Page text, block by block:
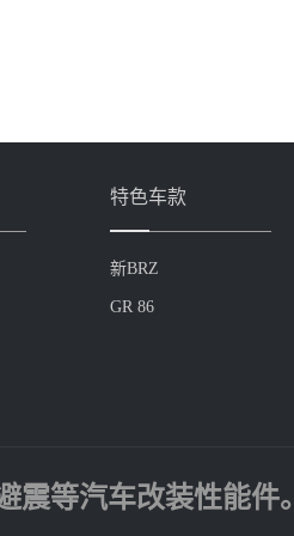
特色车款
新BRZ
GR 86
震等汽车改装性能件。